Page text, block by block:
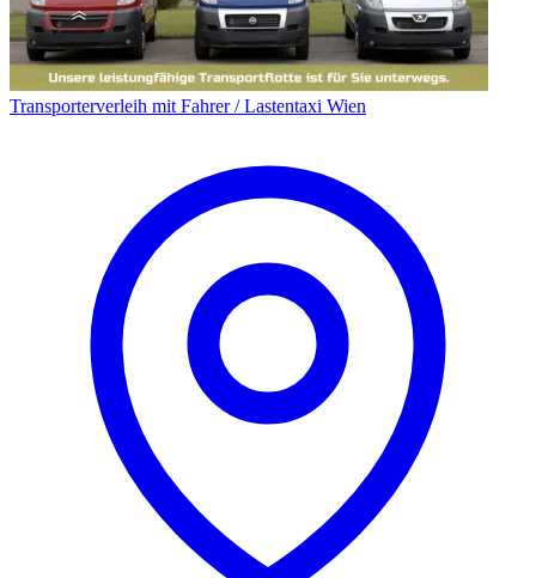
Transporterverleih mit Fahrer / Lastentaxi Wien